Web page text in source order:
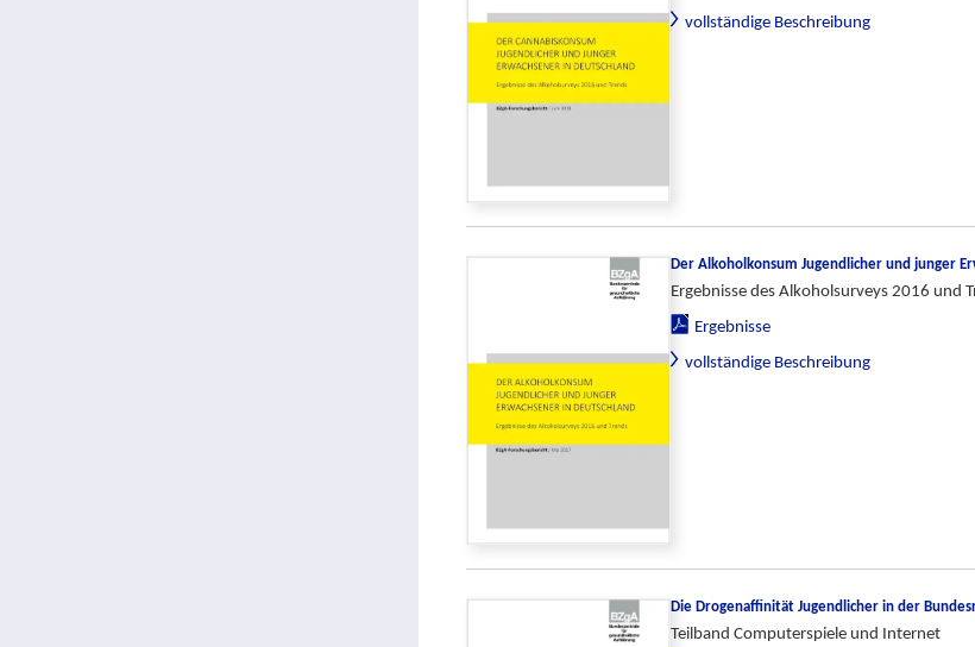
vollständige Beschreibung
Der Alkoholkonsum Jugendlicher und junger
Ergebnisse des Alkoholsurveys 2016 und
Ergebnisse
vollständige Beschreibung
Die Drogenaffinität Jugendlicher in der
Teilband Computerspiele und Internet